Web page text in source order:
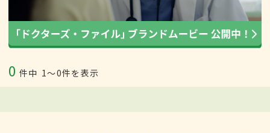
0 件中 1〜0件を表示